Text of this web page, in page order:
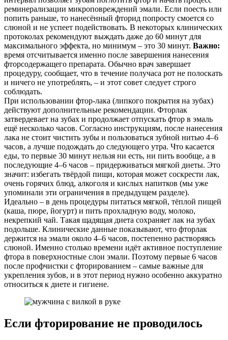
реминерализации микроповреждений эмали. Если поесть или
попить раньше, то нанесённый фторид попросту смоется со
слюной и не успеет подействовать. В некоторых клинических
протоколах рекомендуют выждать даже до 60 минут для
максимального эффекта, но минимум – это 30 минут. Важно:
время отсчитывается именно после завершения нанесения
фторсодержащего препарата. Обычно врач завершает
процедуру, сообщает, что в течение получаса рот не полоскать
и ничего не употреблять, – и этот совет следует строго
соблюдать.
При использовании фтор-лака (липкого покрытия на зубах)
действуют дополнительные рекомендации. Фторлак
затвердевает на зубах и продолжает отпускать фтор в эмаль
ещё несколько часов. Согласно инструкциям, после нанесения
лака не стоит чистить зубы и пользоваться зубной нитью 4–6
часов, а лучше подождать до следующего утра. Что касается
еды, то первые 30 минут нельзя ни есть, ни пить вообще, а в
последующие 4–6 часов – придерживаться мягкой диеты. Это
значит: избегать твёрдой пищи, которая может соскрести лак,
очень горячих блюд, алкоголя и кислых напитков (мы уже
упоминали эти ограничения в предыдущем разделе).
Идеально – в день процедуры питаться мягкой, тёплой пищей
(каша, пюре, йогурт) и пить прохладную воду, молоко,
некрепкий чай. Такая щадящая диета сохраняет лак на зубах
подольше. Клинические данные показывают, что фторлак
держится на эмали около 4–6 часов, постепенно растворяясь
слюной. Именно столько времени идёт активное поступление
фтора в поверхностные слои эмали. Поэтому первые 6 часов
после профчистки с фторированием – самые важные для
укрепления зубов, и в этот период нужно особенно аккуратно
относиться к диете и гигиене.
Если фторирование не проводилось